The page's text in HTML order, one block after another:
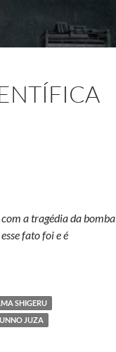
a tragédia da bomba
fato foi e é
científica japonesa
SHIGERU
UNNO JUZA